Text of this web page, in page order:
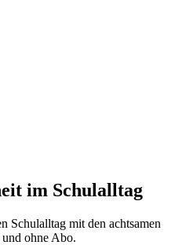
im Schulalltag
Schulalltag mit den achtsamen
ohne Abo.